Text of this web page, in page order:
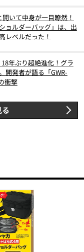
いて中身が一目瞭然！
ョルダーバッグ」は、出
レベルだった！
18年ぶり超絶進化！グラ
開発者が語る「GWR-
衝撃